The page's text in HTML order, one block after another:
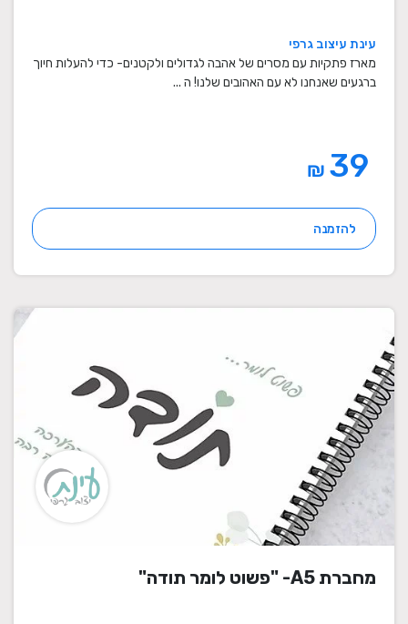
עינת עיצוב גרפי
מארז פתקיות עם מסרים של אהבה לגדולים ולקטנים- כדי להעלות חיוך
ברגעים שאנחנו לא עם האהובים שלנו! ה ...
₪
להזמנה
מחברת A5- "פשוט לומר תודה"